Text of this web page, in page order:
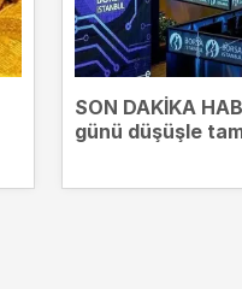
SON DAKİKA
günü düşüşle